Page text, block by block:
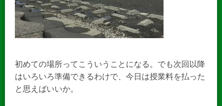
初めての場所ってこういうことになる。でも次回以降
はいろいろ準備できるわけで、今日は授業料を払った
と思えばいいか。